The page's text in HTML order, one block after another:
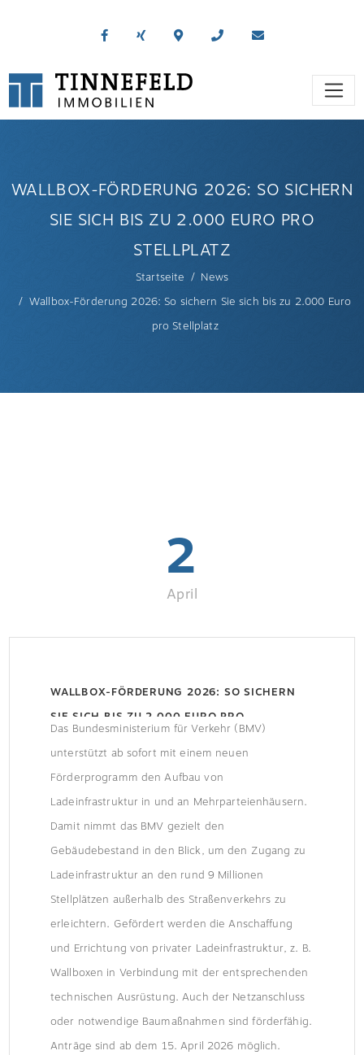
WALLBOX-FÖRDERUNG 2026: SO SICHERN
SIE SICH BIS ZU 2.000 EURO PRO
STELLPLATZ
Startseite
News
Wallbox-Förderung 2026: So sichern Sie sich bis zu 2.000 Euro
pro Stellplatz
2
April
WALLBOX-FÖRDERUNG 2026: SO SICHERN
SIE SICH BIS ZU 2.000 EURO PRO
Das Bundesministerium für Verkehr (BMV)
unterstützt ab sofort mit einem neuen
Förderprogramm den Aufbau von
Ladeinfrastruktur in und an Mehrparteienhäusern.
Damit nimmt das BMV gezielt den
Gebäudebestand in den Blick, um den Zugang zu
Ladeinfrastruktur an den rund 9 Millionen
Stellplätzen außerhalb des Straßenverkehrs zu
erleichtern. Gefördert werden die Anschaffung
und Errichtung von privater Ladeinfrastruktur, z. B.
Wallboxen in Verbindung mit der entsprechenden
technischen Ausrüstung. Auch der Netzanschluss
oder notwendige Baumaßnahmen sind förderfähig.
Anträge sind ab dem 15. April 2026 möglich.